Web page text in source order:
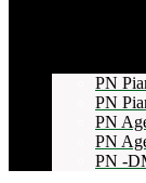
PN
PN
PN
PN
PN -